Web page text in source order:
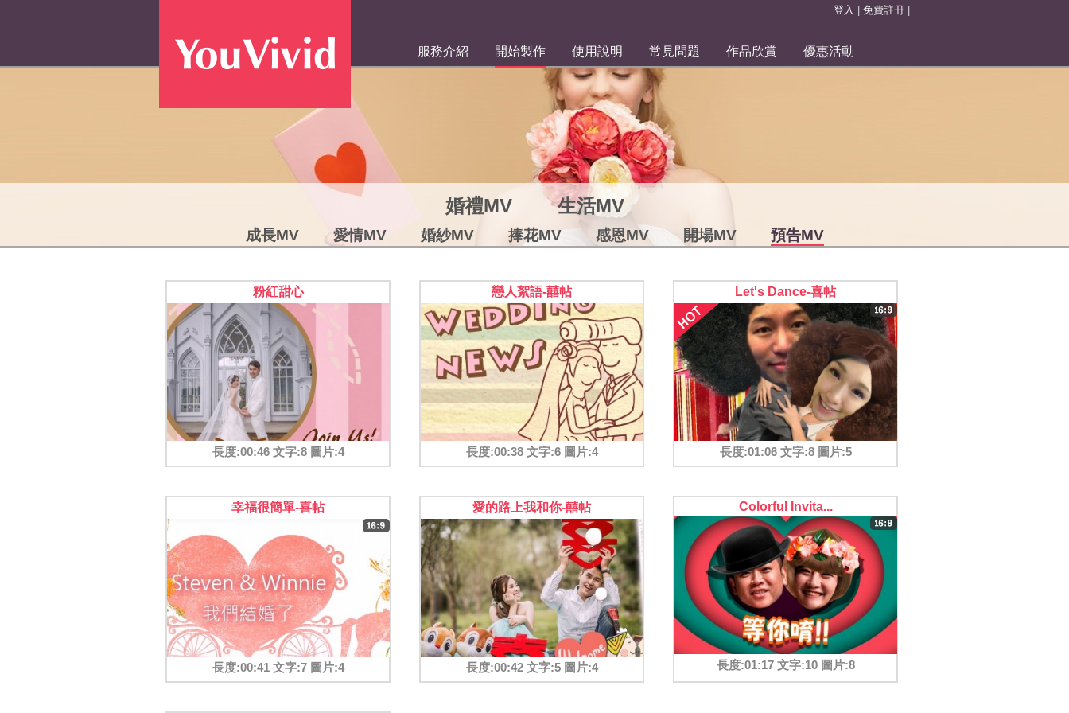
登入 免費註冊
服務介紹 開始製作 使用說明 常見問題 作品欣賞 優惠活動
婚禮MV 生活MV
成長MV 愛情MV 婚紗MV 捧花MV 感恩MV 開場MV 預告MV
粉紅甜心
長度:00:46 文字:8 圖片:4
戀人絮語-囍帖
長度:00:38 文字:6 圖片:4
Let's Dance-喜帖
長度:01:06 文字:8 圖片:5
幸福很簡單-喜帖
長度:00:41 文字:7 圖片:4
愛的路上我和你-囍帖
長度:00:42 文字:5 圖片:4
Colorful Invita...
長度:01:17 文字:10 圖片:8